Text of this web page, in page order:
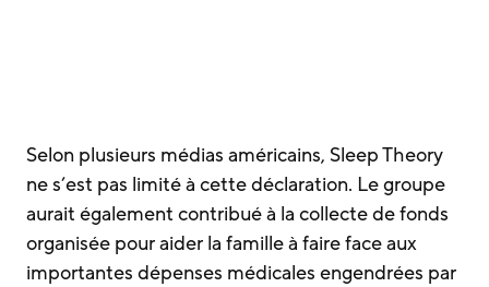
Selon plusieurs médias américains, Sleep Theory
ne s’est pas limité à cette déclaration. Le groupe
aurait également contribué à la collecte de fonds
organisée pour aider la famille à faire face aux
importantes dépenses médicales engendrées par